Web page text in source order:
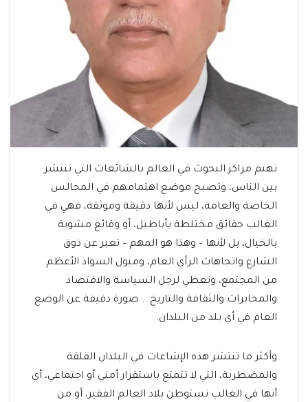
تهتم مراكز البحوث في العالم بالشائعات التي تنتشر
بين الناس، وتصبح موضع اهتمامهم في المجالس
الخاصة والعامة، ليس لأنها دقيقة وموثقة، فهي في
الغالب حقائق مختلطة بأباطيل، أو وقائع مشوبة
بالخيال، بل لأنها – وهذا هو المهم – تعبر عن ذوق
الشارع واتجاهات الرأي العام، وميول السواد الأعظم
من المجتمع، وتعطي لرجل السياسة والاقتصاد
والمخابرات والثقافة والتاريخ .. صورة دقيقة عن الوضع
العام في أي بلد من البلدان.
وأكثر ما تنتشر هذه الإشاعات في البلدان القلقة
والمضطربة، التي لا تتمتع باستقرار أمني أو اجتماعي، أي
أنها في الغالب تستوطن بلاد العالم الفقير، أو من